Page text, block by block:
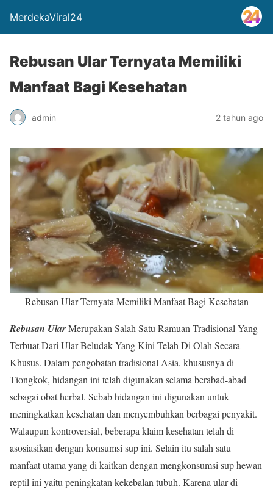
MerdekaViral24
Rebusan Ular Ternyata Memiliki
Manfaat Bagi Kesehatan
admin 2 tahun ago
Rebusan Ular Ternyata Memiliki Manfaat Bagi Kesehatan
Rebusan UlarMerupakan Salah Satu Ramuan Tradisional Yang
Terbuat Dari Ular Beludak Yang Kini Telah Di Olah Secara
Khusus. Dalam pengobatan tradisional Asia, khususnya di
Tiongkok, hidangan ini telah digunakan selama berabad-abad
sebagai obat herbal. Sebab hidangan ini digunakan untuk
meningkatkan kesehatan dan menyembuhkan berbagai penyakit.
Walaupun kontroversial, beberapa klaim kesehatan telah di
asosiasikan dengan konsumsi sup ini. Selain itu salah satu
manfaat utama yang di kaitkan dengan mengkonsumsi sup hewan
reptil ini yaitu peningkatan kekebalan tubuh. Karena ular di